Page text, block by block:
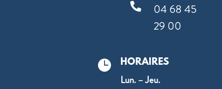

04 68 45
29 00
 HORAIRES
Lun. – Jeu.